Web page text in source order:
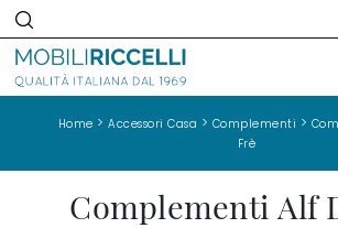
Home > Accessori Casa > Complementi >
Frè
Complementi Alf